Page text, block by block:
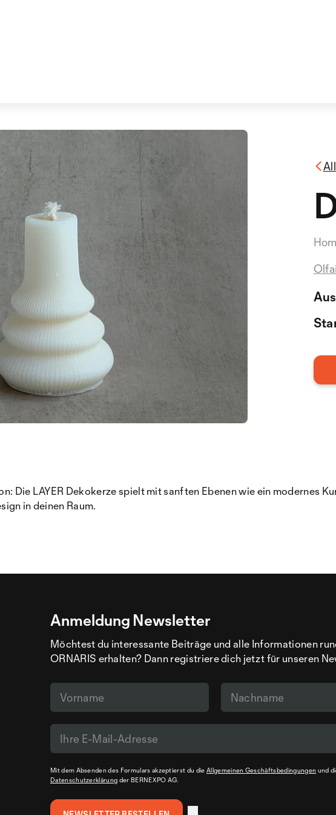
Die LAYER Dekokerze spielt mit sanften Ebenen wie ein modernes
in deinen Raum.
Anmeldung Newsletter
Möchtest du interessante Beiträge und alle Informationen
ORNARIS erhalten? Dann registriere dich jetzt für unseren
Mit dem Absenden des Formulars akzeptierst du die Allgemeinen Geschäftsbedingungen und
Datenschutzerklärung der BERNEXPO AG.